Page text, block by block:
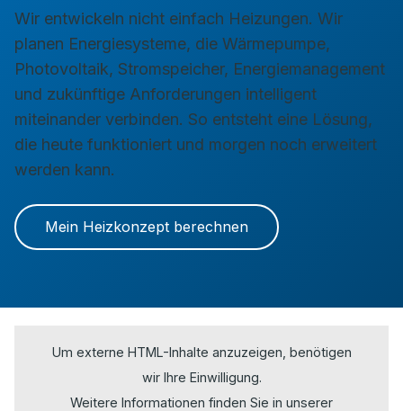
Wir entwickeln nicht einfach Heizungen. Wir
planen Energiesysteme, die Wärmepumpe,
Photovoltaik, Stromspeicher, Energiemanagement
und zukünftige Anforderungen intelligent
miteinander verbinden. So entsteht eine Lösung,
die heute funktioniert und morgen noch erweitert
werden kann.
Mein Heizkonzept berechnen
Um externe HTML-Inhalte anzuzeigen, benötigen
wir Ihre Einwilligung.
Weitere Informationen finden Sie in unserer